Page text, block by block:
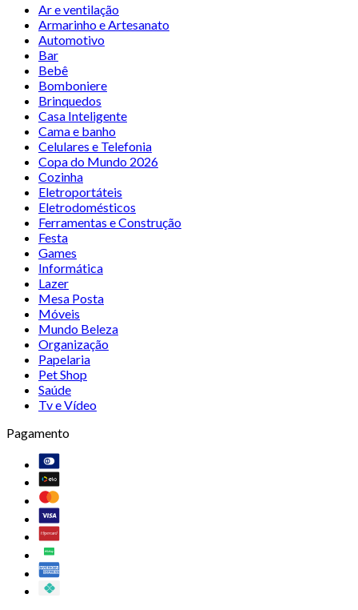
Ar e ventilação
Armarinho e Artesanato
Automotivo
Bar
Bebê
Bomboniere
Brinquedos
Casa Inteligente
Cama e banho
Celulares e Telefonia
Copa do Mundo 2026
Cozinha
Eletroportáteis
Eletrodomésticos
Ferramentas e Construção
Festa
Games
Informática
Lazer
Mesa Posta
Móveis
Mundo Beleza
Organização
Papelaria
Pet Shop
Saúde
Tv e Vídeo
Pagamento